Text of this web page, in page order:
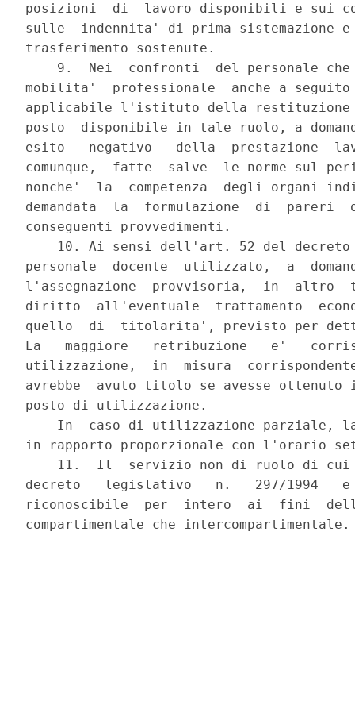
posizioni  di  lavoro disponibili e sui
sulle  indennita' di prima sistemazione
trasferimento sostenute.
9.  Nei  confronti  del personale
mobilita'  professionale  anche a
applicabile l'istituto della restituzione
posto  disponibile in tale ruolo, a
esito   negativo   della  prestazione
comunque,  fatte  salve  le norme sul
nonche'  la  competenza  degli organi
demandata  la  formulazione  di  pareri
conseguenti provvedimenti.
10. Ai sensi dell'art. 52 del
personale  docente  utilizzato,  a
l'assegnazione  provvisoria,  in  altro
diritto  all'eventuale  trattamento
quello  di  titolarita', previsto per
La   maggiore   retribuzione   e'
utilizzazione,  in  misura
avrebbe  avuto titolo se avesse
posto di utilizzazione.
In  caso di utilizzazione parziale,
in rapporto proporzionale con l'orario
11.  Il  servizio non di ruolo di
decreto   legislativo   n.   297/1994   e
riconoscibile  per  intero  ai  fini